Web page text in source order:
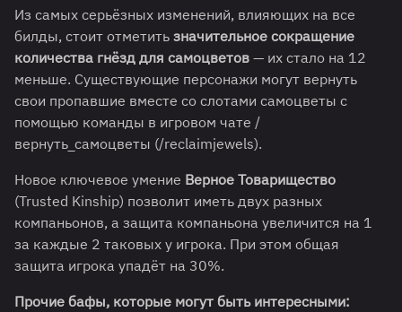
Из самых серьёзных изменений, влияющих на все
билды, стоит отметить значительное сокращение
количества гнёзд для самоцветов — их стало на 12
меньше. Существующие персонажи могут вернуть
свои пропавшие вместе со слотами самоцветы с
помощью команды в игровом чате /
вернуть_самоцветы (/reclaimjewels).
Новое ключевое умение Верное Товарищество
(Trusted Kinship) позволит иметь двух разных
компаньонов, а защита компаньона увеличится на 1
за каждые 2 таковых у игрока. При этом общая
защита игрока упадёт на 30%.
Прочие бафы, которые могут быть интересными: